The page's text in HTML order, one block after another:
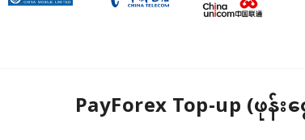
PayForex Top-up (ဖုန်